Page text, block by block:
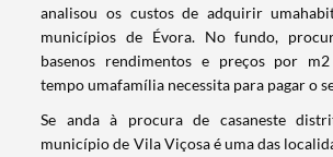
analisou os custos de adquirir
municípios de Évora. No fundo,
basenos rendimentos e preços por
tempo umafamília necessita para pagar o
Se anda à procura de casaneste
município de Vila Viçosa é uma das